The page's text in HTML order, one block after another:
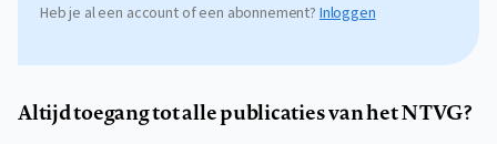
Heb je al een account of een abonnement? Inloggen
Altijd toegang tot alle publicaties van het NTVG?